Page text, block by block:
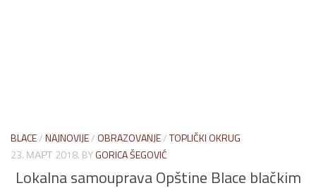
BLACE/NAJNOVIJE/ OBRAZOVANJE/TOPLIČKI OKRUG
23. МАРТ 2018. BYGORICA ŠEGOVIĆ
Lokalna samouprava Opštine Blace blačkim